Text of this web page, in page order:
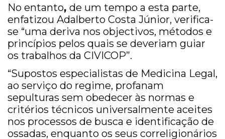
No entanto, de um tempo a esta parte,
enfatizou Adalberto Costa Júnior, verifica-
se “uma deriva nos objectivos, métodos e
princípios pelos quais se deveriam guiar
os trabalhos da CIVICOP”.
“Supostos especialistas de Medicina Legal,
ao serviço do regime, profanam
sepulturas sem obedecer às normas e
critérios técnicos universalmente aceites
nos processos de busca e identificação de
ossadas, enquanto os seus correligionários